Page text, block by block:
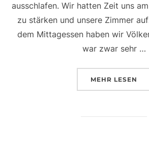
ausschlafen. Wir hatten Zeit uns
zu stärken und unsere Zimmer
dem Mittagessen haben wir
war zwar sehr …
MEHR ÜBER
LESEN